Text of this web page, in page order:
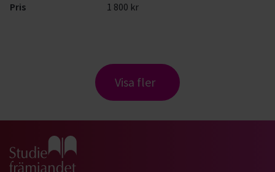
Pris
1 800 kr
Visa fler
Gå till studiefrämjandets startsida